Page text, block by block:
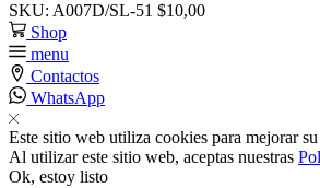
panel
panel
panel
SKU: A007D/SL-51 $10,00
Shop
menu
Contactos
WhatsApp
Este sitio web utiliza cookies para mejorar
Al utilizar este sitio web, aceptas nuestras
Ok, estoy listo